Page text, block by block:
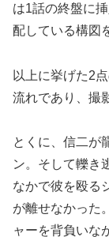
は1話の終盤に
配している構図
以上に挙げた2
流れであり、撮
とくに、信二が
ン。そして轢き
なかで彼を殴る
が離せなかった
ャーを背負いな